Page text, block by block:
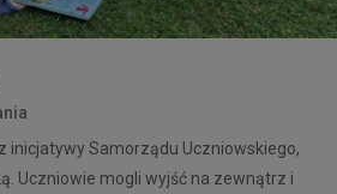
inicjatywy Samorządu Uczniowskiego,
Uczniowie mogli wyjść na zewnątrz i